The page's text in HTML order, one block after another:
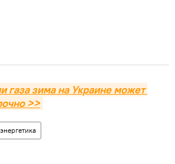
газа зима на Украине может
>>
энергетика